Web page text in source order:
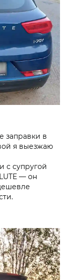
заправки в
я выезжаю
с супругой
— он